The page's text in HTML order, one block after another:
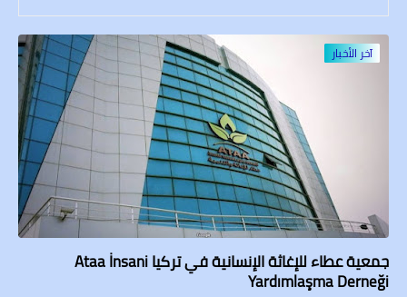
مساجد اسطنبول
آخر الأخبار
جمعية عطاء للإغاثة الإنسانية في تركيا Ataa İnsani
Yardımlaşma Derneği